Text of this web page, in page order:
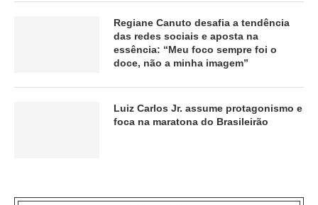
Regiane Canuto desafia a tendência
das redes sociais e aposta na
essência: “Meu foco sempre foi o
doce, não a minha imagem”
Luiz Carlos Jr. assume protagonismo e
foca na maratona do Brasileirão